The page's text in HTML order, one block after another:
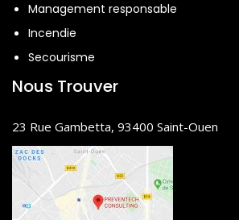
Management responsable
Incendie
Secourisme
Nous Trouver
23 Rue Gambetta, 93400 Saint-Ouen